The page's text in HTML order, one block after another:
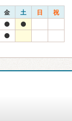
金 土 日 祝